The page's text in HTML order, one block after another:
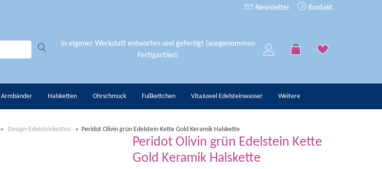
Newsletter Kontakt
in eigener Werkstatt entworfen und gefertigt (ausgenommen
Fertigartikel)
Armbänder Halsketten Ohrschmuck Fußkettchen VitaJuwel Edelsteinwasser Weitere
» Design-Edelsteinketten » Peridot Olivin grün Edelstein Kette Gold Keramik Halskette
Peridot Olivin grün Edelstein Kette
Gold Keramik Halskette